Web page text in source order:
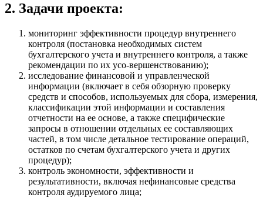
2. Задачи проекта:
мониторинг эффективности процедур внутреннего
контроля (постановка необходимых систем
бухгалтерского учета и внутреннего контроля, а также
рекомендации по их усо-вершенствованию);
исследование финансовой и управленческой
информации (включает в себя обзорную проверку
средств и способов, используемых для сбора, измерения,
классификации этой информации и составления
отчетности на ее основе, а также специфические
запросы в отношении отдельных ее составляющих
частей, в том числе детальное тестирование операций,
остатков по счетам бухгалтерского учета и других
процедур);
контроль экономности, эффективности и
результативности, включая нефинансовые средства
контроля аудируемого лица;